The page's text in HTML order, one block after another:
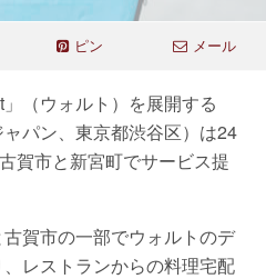
ピン メール
（ウォルト）を展開する
パン、東京都渋谷区）は24
賀市と新宮町でサービス提
賀市の一部でウォルトのデ
レストランからの料理宅配